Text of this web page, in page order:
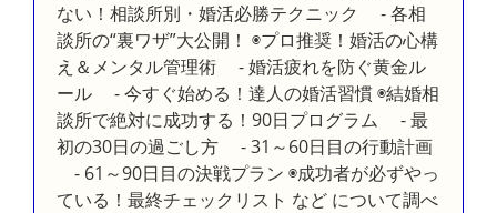
ない！相談所別・婚活必勝テクニック - 各相
談所の“裏ワザ”大公開！ ◉プロ推奨！婚活の心構
え＆メンタル管理術 - 婚活疲れを防ぐ黄金ル
ール - 今すぐ始める！達人の婚活習慣 ◉結婚相
談所で絶対に成功する！90日プログラム - 最
初の30日の過ごし方 - 31～60日目の行動計画
- 61～90日目の決戦プラン ◉成功者が必ずやっ
ている！最終チェックリスト など について調べ